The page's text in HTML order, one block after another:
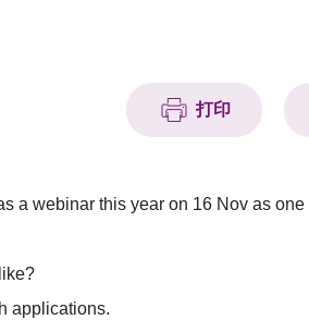
打印
a webinar this year on 16 Nov as one
applications.